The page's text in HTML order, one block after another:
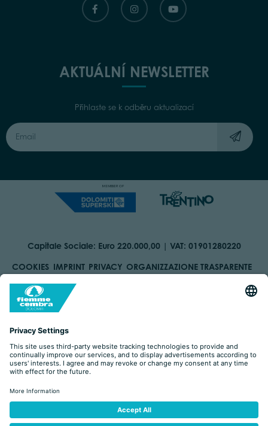
AKTUÁLNÍ NEWSLETTER
Přihlaste se k odběru aktualizací
Capitale Sociale: Euro 220.000,00 | VAT: 01901280220
COOKIES IMPRINT PRIVACY ORGANIZZAZIONE TRASPARENTE